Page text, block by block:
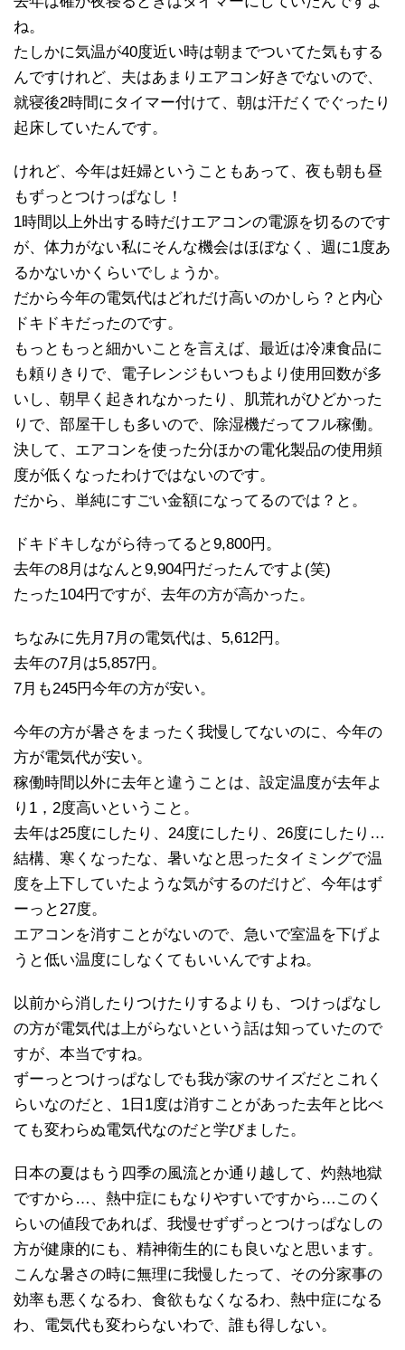
ね。
たしかに気温が40度近い時は朝までついてた気もする
んですけれど、夫はあまりエアコン好きでないので、
就寝後2時間にタイマー付けて、朝は汗だくでぐったり
起床していたんです。
けれど、今年は妊婦ということもあって、夜も朝も昼
もずっとつけっぱなし！
1時間以上外出する時だけエアコンの電源を切るのです
が、体力がない私にそんな機会はほぼなく、週に1度あ
るかないかくらいでしょうか。
だから今年の電気代はどれだけ高いのかしら？と内心
ドキドキだったのです。
もっともっと細かいことを言えば、最近は冷凍食品に
も頼りきりで、電子レンジもいつもより使用回数が多
いし、朝早く起きれなかったり、肌荒れがひどかった
りで、部屋干しも多いので、除湿機だってフル稼働。
決して、エアコンを使った分ほかの電化製品の使用頻
度が低くなったわけではないのです。
だから、単純にすごい金額になってるのでは？と。
ドキドキしながら待ってると9,800円。
去年の8月はなんと9,904円だったんですよ(笑)
たった104円ですが、去年の方が高かった。
ちなみに先月7月の電気代は、5,612円。
去年の7月は5,857円。
7月も245円今年の方が安い。
今年の方が暑さをまったく我慢してないのに、今年の
方が電気代が安い。
稼働時間以外に去年と違うことは、設定温度が去年よ
り1，2度高いということ。
去年は25度にしたり、24度にしたり、26度にしたり…
結構、寒くなったな、暑いなと思ったタイミングで温
度を上下していたような気がするのだけど、今年はず
ーっと27度。
エアコンを消すことがないので、急いで室温を下げよ
うと低い温度にしなくてもいいんですよね。
以前から消したりつけたりするよりも、つけっぱなし
の方が電気代は上がらないという話は知っていたので
すが、本当ですね。
ずーっとつけっぱなしでも我が家のサイズだとこれく
らいなのだと、1日1度は消すことがあった去年と比べ
ても変わらぬ電気代なのだと学びました。
日本の夏はもう四季の風流とか通り越して、灼熱地獄
ですから…、熱中症にもなりやすいですから…このく
らいの値段であれば、我慢せずずっとつけっぱなしの
方が健康的にも、精神衛生的にも良いなと思います。
こんな暑さの時に無理に我慢したって、その分家事の
効率も悪くなるわ、食欲もなくなるわ、熱中症になる
わ、電気代も変わらないわで、誰も得しない。